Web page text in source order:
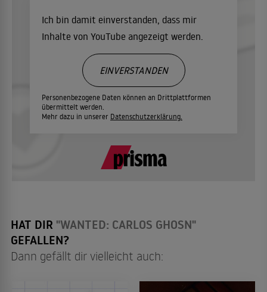
Ich bin damit einverstanden, dass mir
Inhalte von YouTube angezeigt werden.
Personenbezogene Daten können an Drittplattformen
übermittelt werden.
Mehr dazu in unserer Datenschutzerklärung.
EINVERSTANDEN
HAT DIR "WANTED: CARLOS GHOSN"
GEFALLEN?
Dann gefällt dir vielleicht auch: